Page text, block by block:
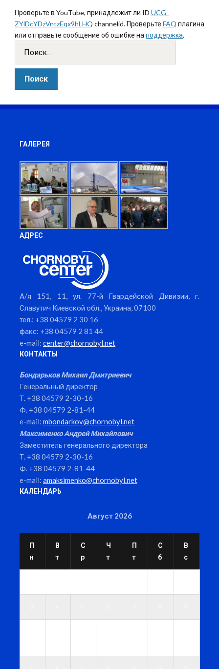
Проверьте в YouTube, принадлежит ли ID UCG-
ZYlDcYDzVntzEqx9hLHQ channelid. Проверьте FAQ плагина
или отправьте сообщение об ошибке на поддержка.
ГАЛЕРЕЯ
АДРЕС
А/я 151, 11, ул. 77-й Гвардейской Дивизии, г.
Славутич Киевской обл., Украина, 07100
тел.: +38 04579 2 30 16
факс: +38 04579 2 81 44
e-mail: center@chornobyl.net
КОНТАКТЫ
Бондарьков Михаил Дмитриевич
Генеральный директор
Т. +38 04579 2-30-16
Ф. +38 04579 2-81-44
e-mail: mbondarkov@chornobyl.net
Максименко Андрей Михайлович
Заместитель генерального директора
Т. +38 04579 2-30-16
Ф. +38 04579 2-81-44
e-mail: amaksimenko@chornobyl.net
КАЛЕНДАРЬ
Август 2026
П
н
В
т
С
р
Ч
т
П
т
С
б
В
с